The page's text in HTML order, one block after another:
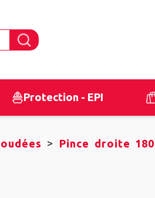
Protection - EPI
>
Pince droite